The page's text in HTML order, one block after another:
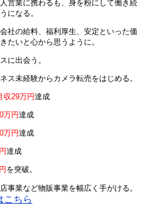
営業に携わるも、身を粉にして働き続
になる。
社の給料、福利厚生、安定といった価
たいと心から思うように。
に出会う。
ス未経験からカメラ転売をはじめる。
収29万円達成
万円達成
万円達成
達成
を突破。
事業など物販事業を幅広く手がける。
こちら